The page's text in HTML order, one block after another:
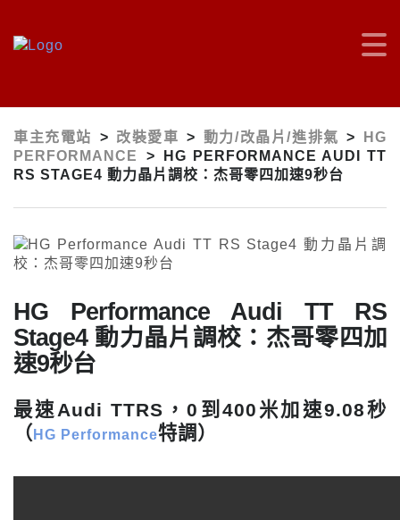
車主充電站 > 改裝愛車 > 動力/改晶片/進排氣 >
HG
PERFORMANCE
>
HG PERFORMANCE AUDI TT
RS STAGE4 動力晶片調校：杰哥零四加速9秒台
HG Performance Audi TT RS
Stage4 動力晶片調校：杰哥零四加
速9秒台
最速Audi TTRS，0到400米加速9.08秒
（ HG Performance特調）